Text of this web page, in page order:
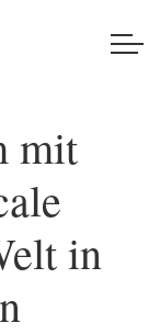
mit
in